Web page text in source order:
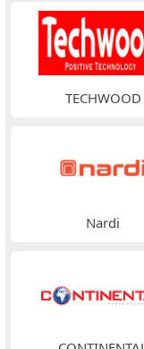
TECHWOOD
Nardi